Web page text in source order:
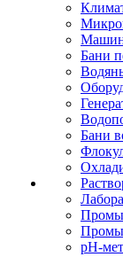
Бани
Бани
pH-